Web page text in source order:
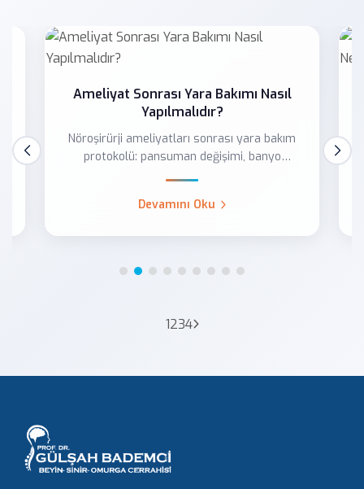
Ameliyat Sonrası Yara Bakımı Nasıl
Yapılmalıdır?
Nöroşirürji ameliyatları sonrası yara bakım
protokolü: pansuman değişimi, banyo
Devamını Oku
1234